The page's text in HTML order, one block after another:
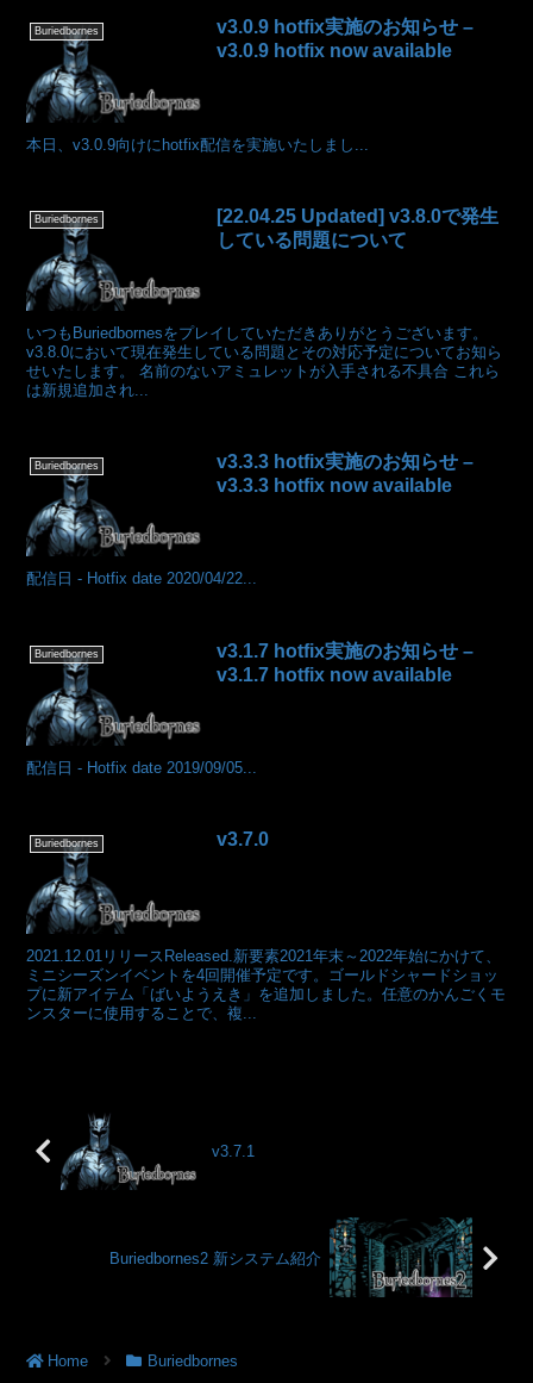
Buriedbornes
v3.0.9 hotfix実施のお知らせ –
v3.0.9 hotfix now available
本日、v3.0.9向けにhotfix配信を実施いたしまし...
Buriedbornes
[22.04.25 Updated] v3.8.0で発生
している問題について
いつもBuriedbornesをプレイしていただきありがとうございます。
v3.8.0において現在発生している問題とその対応予定についてお知ら
せいたします。 名前のないアミュレットが入手される不具合 これら
は新規追加され...
Buriedbornes
v3.3.3 hotfix実施のお知らせ –
v3.3.3 hotfix now available
配信日 - Hotfix date 2020/04/22...
Buriedbornes
v3.1.7 hotfix実施のお知らせ –
v3.1.7 hotfix now available
配信日 - Hotfix date 2019/09/05...
Buriedbornes v3.7.0
2021.12.01リリースReleased.新要素2021年末～2022年始にかけて、
ミニシーズンイベントを4回開催予定です。ゴールドシャードショッ
プに新アイテム「ばいようえき」を追加しました。任意のかんごくモ
ンスターに使用することで、複...
v3.7.1
Buriedbornes2 新システム紹介
Home Buriedbornes